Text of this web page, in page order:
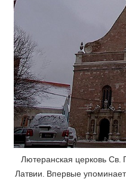
Лютеранская церковь
Латвии. Впервые